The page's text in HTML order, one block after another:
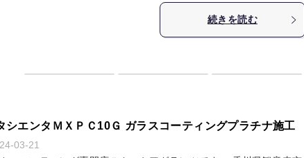
続きを読む
シエンタＭＸＰＣ10Ｇ ガラスコーティングプラチナ施工
03-21